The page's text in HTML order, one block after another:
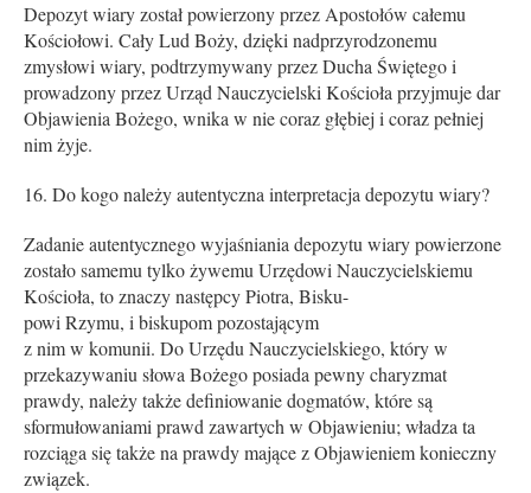
Depozyt wiary został powierzony przez Apostołów całemu
Kościołowi. Cały Lud Boży, dzięki nadprzyrodzonemu
zmysłowi wiary, podtrzymywany przez Ducha Świętego i
prowadzony przez Urząd Nauczycielski Kościoła przyjmuje dar
Objawienia Bożego, wnika w nie coraz głębiej i coraz pełniej
nim żyje.
Do kogo należy autentyczna interpretacja depozytu wiary?
Zadanie autentycznego wyjaśniania depozytu wiary powierzone
zostało samemu tylko żywemu Urzędowi Nauczycielskiemu
Kościoła, to znaczy następcy Piotra, Bi­sku-
powi Rzymu, i biskupom pozostającym
z nim w komunii. Do Urzędu Nauczycielskiego, który w
przekazywaniu słowa Bożego posiada pewny charyzmat
prawdy, należy także definiowanie dogmatów, które są
sformułowaniami prawd zawartych w Objawieniu; władza ta
rozciąga się także na prawdy mające z Objawieniem konieczny
związek.